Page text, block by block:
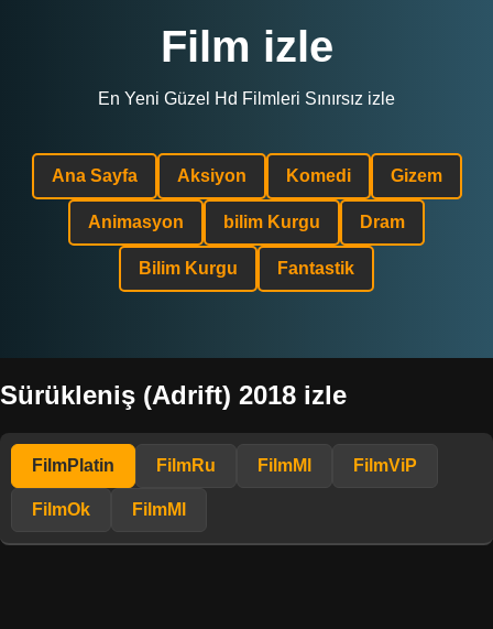
Film izle
En Yeni Güzel Hd Filmleri Sınırsız izle
Ana Sayfa Aksiyon Komedi Gizem
Animasyon bilim Kurgu Dram
Bilim Kurgu Fantastik
Sürükleniş (Adrift) 2018 izle
FilmPlatin FilmRu FilmMl FilmViP
FilmOk FilmMl